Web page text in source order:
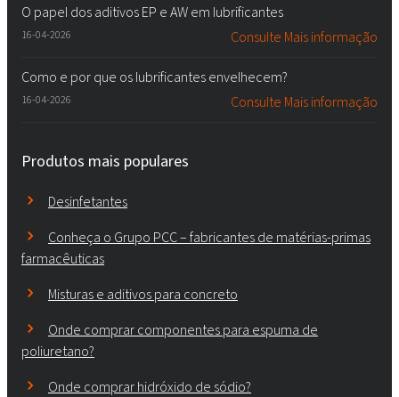
O papel dos aditivos EP e AW em lubrificantes
16-04-2026 Consulte Mais informação
Como e por que os lubrificantes envelhecem?
16-04-2026 Consulte Mais informação
Produtos mais populares
Desinfetantes
Conheça o Grupo PCC – fabricantes de matérias-primas
farmacêuticas
Misturas e aditivos para concreto
Onde comprar componentes para espuma de
poliuretano?
Onde comprar hidróxido de sódio?